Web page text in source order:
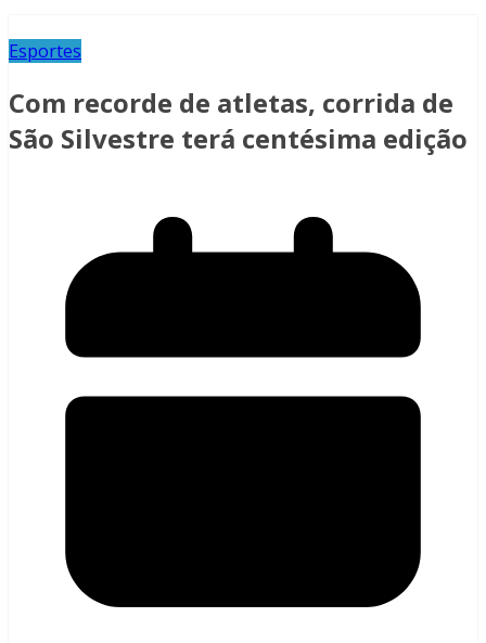
Esportes
Com recorde de atletas, corrida de
São Silvestre terá centésima edição